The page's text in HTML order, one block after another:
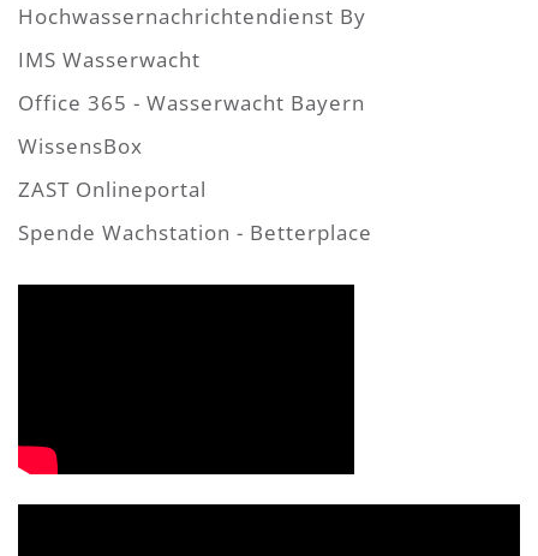
Hochwassernachrichtendienst By
IMS Wasserwacht
Office 365 - Wasserwacht Bayern
WissensBox
ZAST Onlineportal
Spende Wachstation - Betterplace